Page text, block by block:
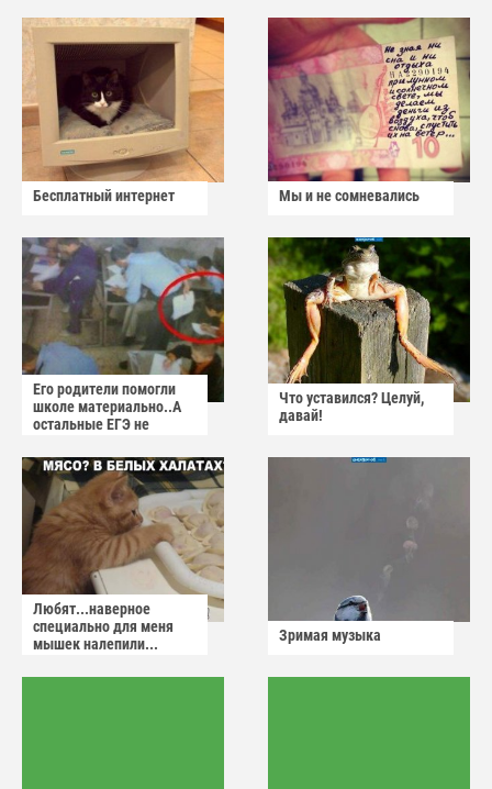
Бесплатный интернет Мы и не сомневались
Его родители помогли
школе материально..А
остальные ЕГЭ не
Что уставился? Целуй,
давай!
Любят...наверное
специально для меня
мышек налепили...
Зримая музыка